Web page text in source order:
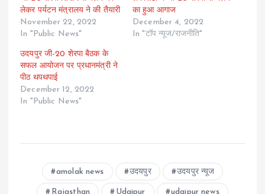
लेकर पर्यटन मंत्रालय ने की तैयारी
November 22, 2022
In "Public News"
का हुआ आगाज
December 4, 2022
In "टॉप न्यूज/राजनीति"
उदयपुर जी-20 शेरपा बैठक के
सफल आयोजन पर प्रधानमंत्री ने
पीठ थपथपाई
December 12, 2022
In "Public News"
amolak news उदयपुर उदयपुर न्यूज
Rajasthan Udaipur udaipur news